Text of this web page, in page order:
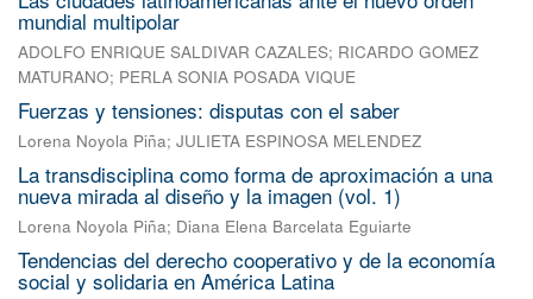
mundial multipolar
ADOLFO ENRIQUE SALDIVAR CAZALES; RICARDO GOMEZ
MATURANO; PERLA SONIA POSADA VIQUE
Fuerzas y tensiones: disputas con el saber
Lorena Noyola Piña; JULIETA ESPINOSA MELENDEZ
La transdisciplina como forma de aproximación a una
nueva mirada al diseño y la imagen (vol. 1)
Lorena Noyola Piña; Diana Elena Barcelata Eguiarte
Tendencias del derecho cooperativo y de la economía
social y solidaria en América Latina